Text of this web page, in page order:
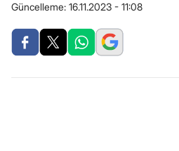
Güncelleme: 16.11.2023 - 11:08